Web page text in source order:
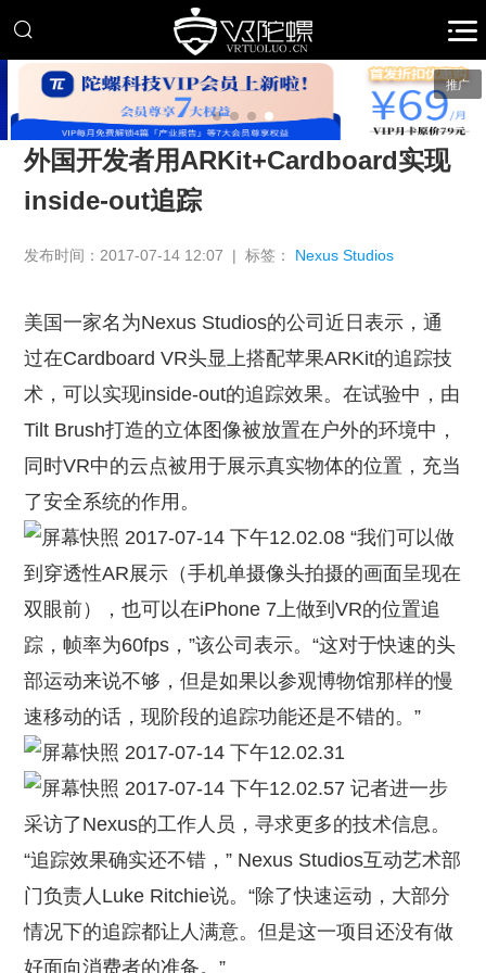
推广
外国开发者用ARKit+Cardboard实现
inside-out追踪
发布时间：2017-07-14 12:07 | 标签： Nexus Studios
美国一家名为Nexus Studios的公司近日表示，通
过在Cardboard VR头显上搭配苹果ARKit的追踪技
术，可以实现inside-out的追踪效果。在试验中，由
Tilt Brush打造的立体图像被放置在户外的环境中，
同时VR中的云点被用于展示真实物体的位置，充当
了安全系统的作用。
“我们可以做
到穿透性AR展示（手机单摄像头拍摄的画面呈现在
双眼前），也可以在iPhone 7上做到VR的位置追
踪，帧率为60fps，”该公司表示。“这对于快速的头
部运动来说不够，但是如果以参观博物馆那样的慢
速移动的话，现阶段的追踪功能还是不错的。”
记者进一步
采访了Nexus的工作人员，寻求更多的技术信息。
“追踪效果确实还不错，” Nexus Studios互动艺术部
门负责人Luke Ritchie说。“除了快速运动，大部分
情况下的追踪都让人满意。但是这一项目还没有做
好面向消费者的准备。”